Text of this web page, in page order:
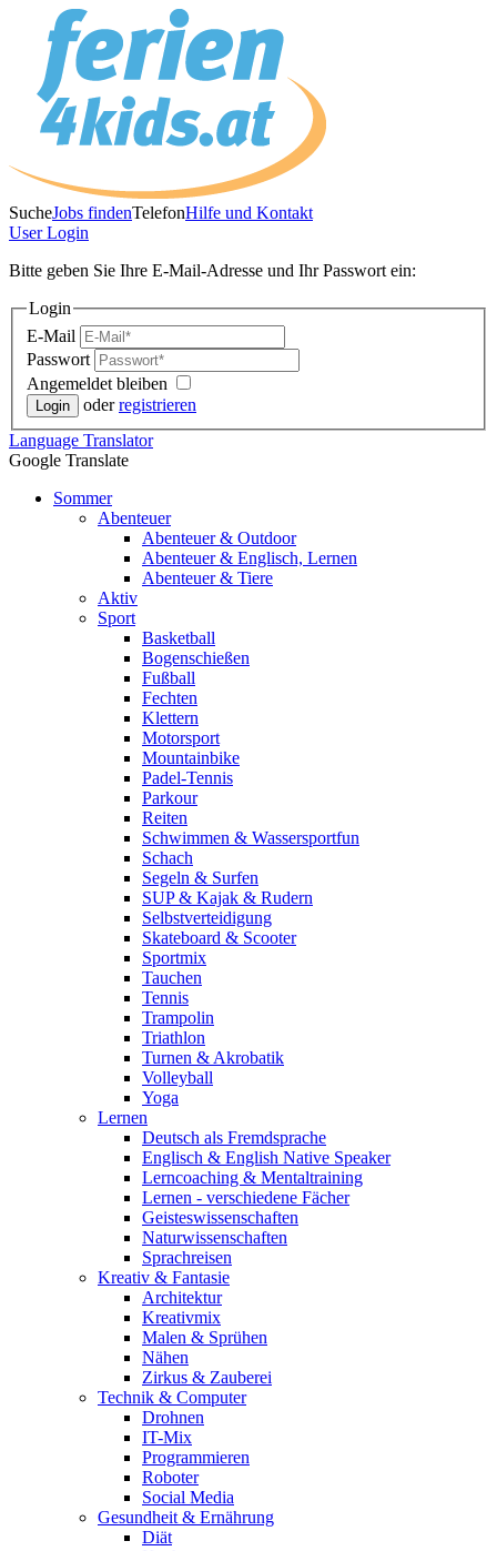
SucheJobs findenTelefonHilfe und Kontakt
UserLogin
Bitte geben Sie Ihre E-Mail-Adresse und Ihr Passwort ein:
Login
E-Mail
Passwort
Angemeldet bleiben
oderregistrieren
Language Translator
Google Translate
Sommer
Abenteuer
Abenteuer & Outdoor
Abenteuer & Englisch, Lernen
Abenteuer & Tiere
Aktiv
Sport
Basketball
Bogenschießen
Fußball
Fechten
Klettern
Motorsport
Mountainbike
Padel-Tennis
Parkour
Reiten
Schwimmen & Wassersportfun
Schach
Segeln & Surfen
SUP & Kajak & Rudern
Selbstverteidigung
Skateboard & Scooter
Sportmix
Tauchen
Tennis
Trampolin
Triathlon
Turnen & Akrobatik
Volleyball
Yoga
Lernen
Deutsch als Fremdsprache
Englisch & English Native Speaker
Lerncoaching & Mentaltraining
Lernen - verschiedene Fächer
Geisteswissenschaften
Naturwissenschaften
Sprachreisen
Kreativ & Fantasie
Architektur
Kreativmix
Malen & Sprühen
Nähen
Zirkus & Zauberei
Technik & Computer
Drohnen
IT-Mix
Programmieren
Roboter
Social Media
Gesundheit & Ernährung
Diät